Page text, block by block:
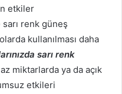
etkiler
renk güneş
kullanılması daha
sarı renk
miktarlarda ya da açık
etkileri